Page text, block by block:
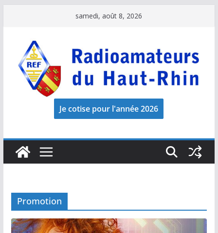
contenu
samedi, août 8, 2026
Promotion